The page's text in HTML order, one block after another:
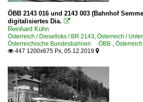
ÖBB 2143 016 und 2143 003 (Bahnhof
digitalisiertes Dia. 
Reinhard Kühn
Österreich / Dieselloks / BR 2143, Österreich /
Österreichische Bundesbahnen ·ÖBB·,
 447 1200x675 Px, 05.12.2019 